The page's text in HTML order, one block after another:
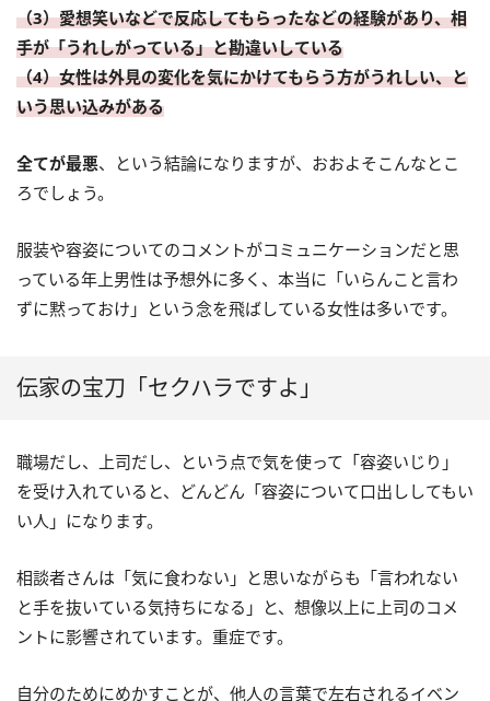
（3）愛想笑いなどで反応してもらったなどの経験があり、相
手が「うれしがっている」と勘違いしている
（4）女性は外見の変化を気にかけてもらう方がうれしい、と
いう思い込みがある
全てが最悪、という結論になりますが、おおよそこんなとこ
ろでしょう。
服装や容姿についてのコメントがコミュニケーションだと思
っている年上男性は予想外に多く、本当に「いらんこと言わ
ずに黙っておけ」という念を飛ばしている女性は多いです。
伝家の宝刀「セクハラですよ」
職場だし、上司だし、という点で気を使って「容姿いじり」
を受け入れていると、どんどん「容姿について口出ししてもい
い人」になります。
相談者さんは「気に食わない」と思いながらも「言われない
と手を抜いている気持ちになる」と、想像以上に上司のコメ
ントに影響されています。重症です。
自分のためにめかすことが、他人の言葉で左右されるイベン